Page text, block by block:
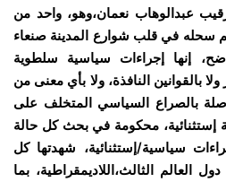
عبدالوهاب نعمان،وهو، واحد من
سحله في قلب شوارع المدينة صنعاء
إنها إجراءات سياسية سلطوية
بالقوانين النافذة، ولا بأي معنى من
صلة بالصراع السياسي المتخلف على
محكومة في بحث كل حالة
سياسية/إستثنائية، شهدتها كل
العالم الثالث،اللاديمقراطية، بما